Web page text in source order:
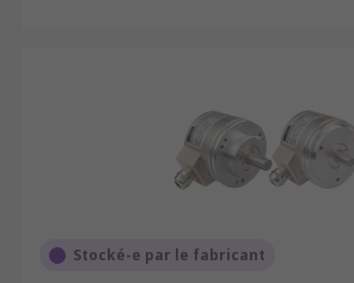
Stocké-e par le fabricant